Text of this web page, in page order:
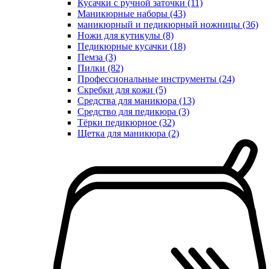
Кусачки с ручной заточки (11)
Маникюрные наборы (43)
маникюрный и педикюрный ножницы (36)
Ножи для кутикулы (8)
Педикюрные кусачки (18)
Пемза (3)
Пилки (82)
Профессиональные инструменты (24)
Скребки для кожи (5)
Средства для маникюра (13)
Средство для педикюра (3)
Тёрки педикюрное (32)
Щетка для маникюра (2)